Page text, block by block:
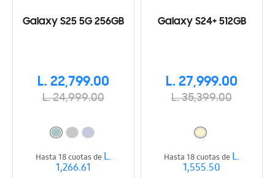
Galaxy S25 5G 256GB
L. 22,799.00
L. 24,999.00
Hasta 18 cuotas deL.
1,266.61
Galaxy S24+ 512GB
L. 27,999.00
L. 35,399.00
Hasta 18 cuotas deL.
1,555.50